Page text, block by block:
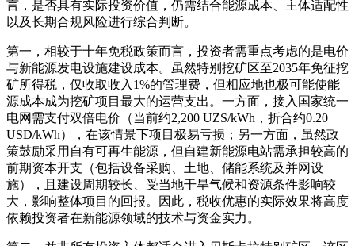
言，是否具有实际投资价值，仍需结合能源成本、主体适配性
以及长期合规风险进行综合判断。
第一，相较于十年免税政策而言，投资者需重点考虑的是电价
与新能源发电设施建设成本。虽然特别挖矿区至2035年免征挖
矿所得税，仅收取收入1%的管理费，但相应地也极可能使能
源成本成为挖矿项目最大的运营支出。一方面，接入国家统一
电网需支付双倍电价（当前约2,200 UZS/kWh，折合约0.20
USD/kWh），在该情景下项目极易亏损；另一方面，虽然政
策鼓励采用自有可再生能源，但自建新能源电站需承担较高的
前期资本开支（包括设备采购、土地、储能系统及并网设
施），且建设周期较长、受当地干旱气候和资源条件影响较
大，影响整体项目的回报。因此，税收优惠的实际效果将高度
依赖投资者在新能源领域的技术与资金实力。